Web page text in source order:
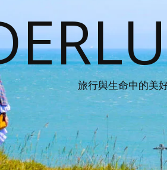
旅行與生命中的美